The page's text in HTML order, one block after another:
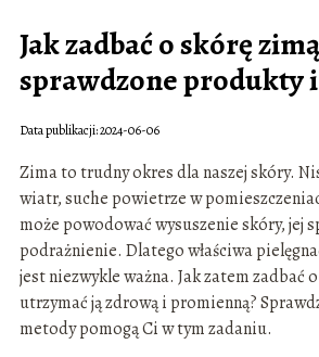
Jak zadbać o skórę
sprawdzone produkty
Data publikacji: 2024-06-06
Zima to trudny okres dla naszej skóry.
wiatr, suche powietrze w
może powodować wysuszenie skóry, jej
podrażnienie. Dlatego właściwa
jest niezwykle ważna. Jak zatem zadbać
utrzymać ją zdrową i promienną?
metody pomogą Ci w tym zadaniu.